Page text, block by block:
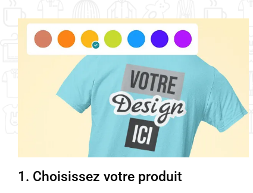
1. Choisissez votre produit